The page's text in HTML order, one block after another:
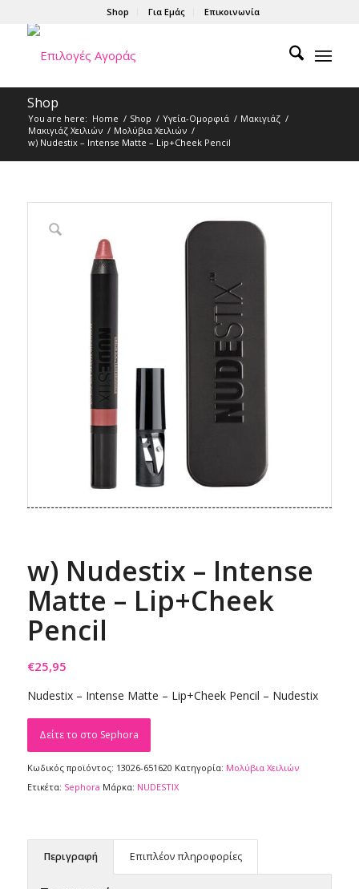
Shop Για Εμάς Επικοινωνία
Shop
You are here: Home / Shop / Υγεία-Ομορφιά / Μακιγιάζ /
Μακιγιάζ Χειλιών / Μολύβια Xειλιών /
w) Nudestix – Intense Matte – Lip+Cheek Pencil
w) Nudestix – Intense
Matte – Lip+Cheek
Pencil
€25,95
Nudestix – Intense Matte – Lip+Cheek Pencil – Nudestix
Δείτε το στο Sephora
Κωδικός προϊόντος: 13026-651620 Κατηγορία: Μολύβια Xειλιών
Ετικέτα: Sephora Μάρκα: NUDESTIX
Περιγραφή Επιπλέον πληροφορίες